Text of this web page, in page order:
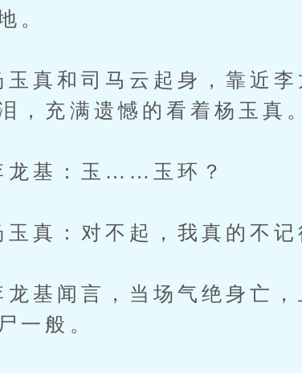
。
真和司马云起身，靠近李
，充满遗憾的看着杨玉真。
基：玉……玉环？
真：对不起，我真的不记
基闻言，当场气绝身亡，
一般。